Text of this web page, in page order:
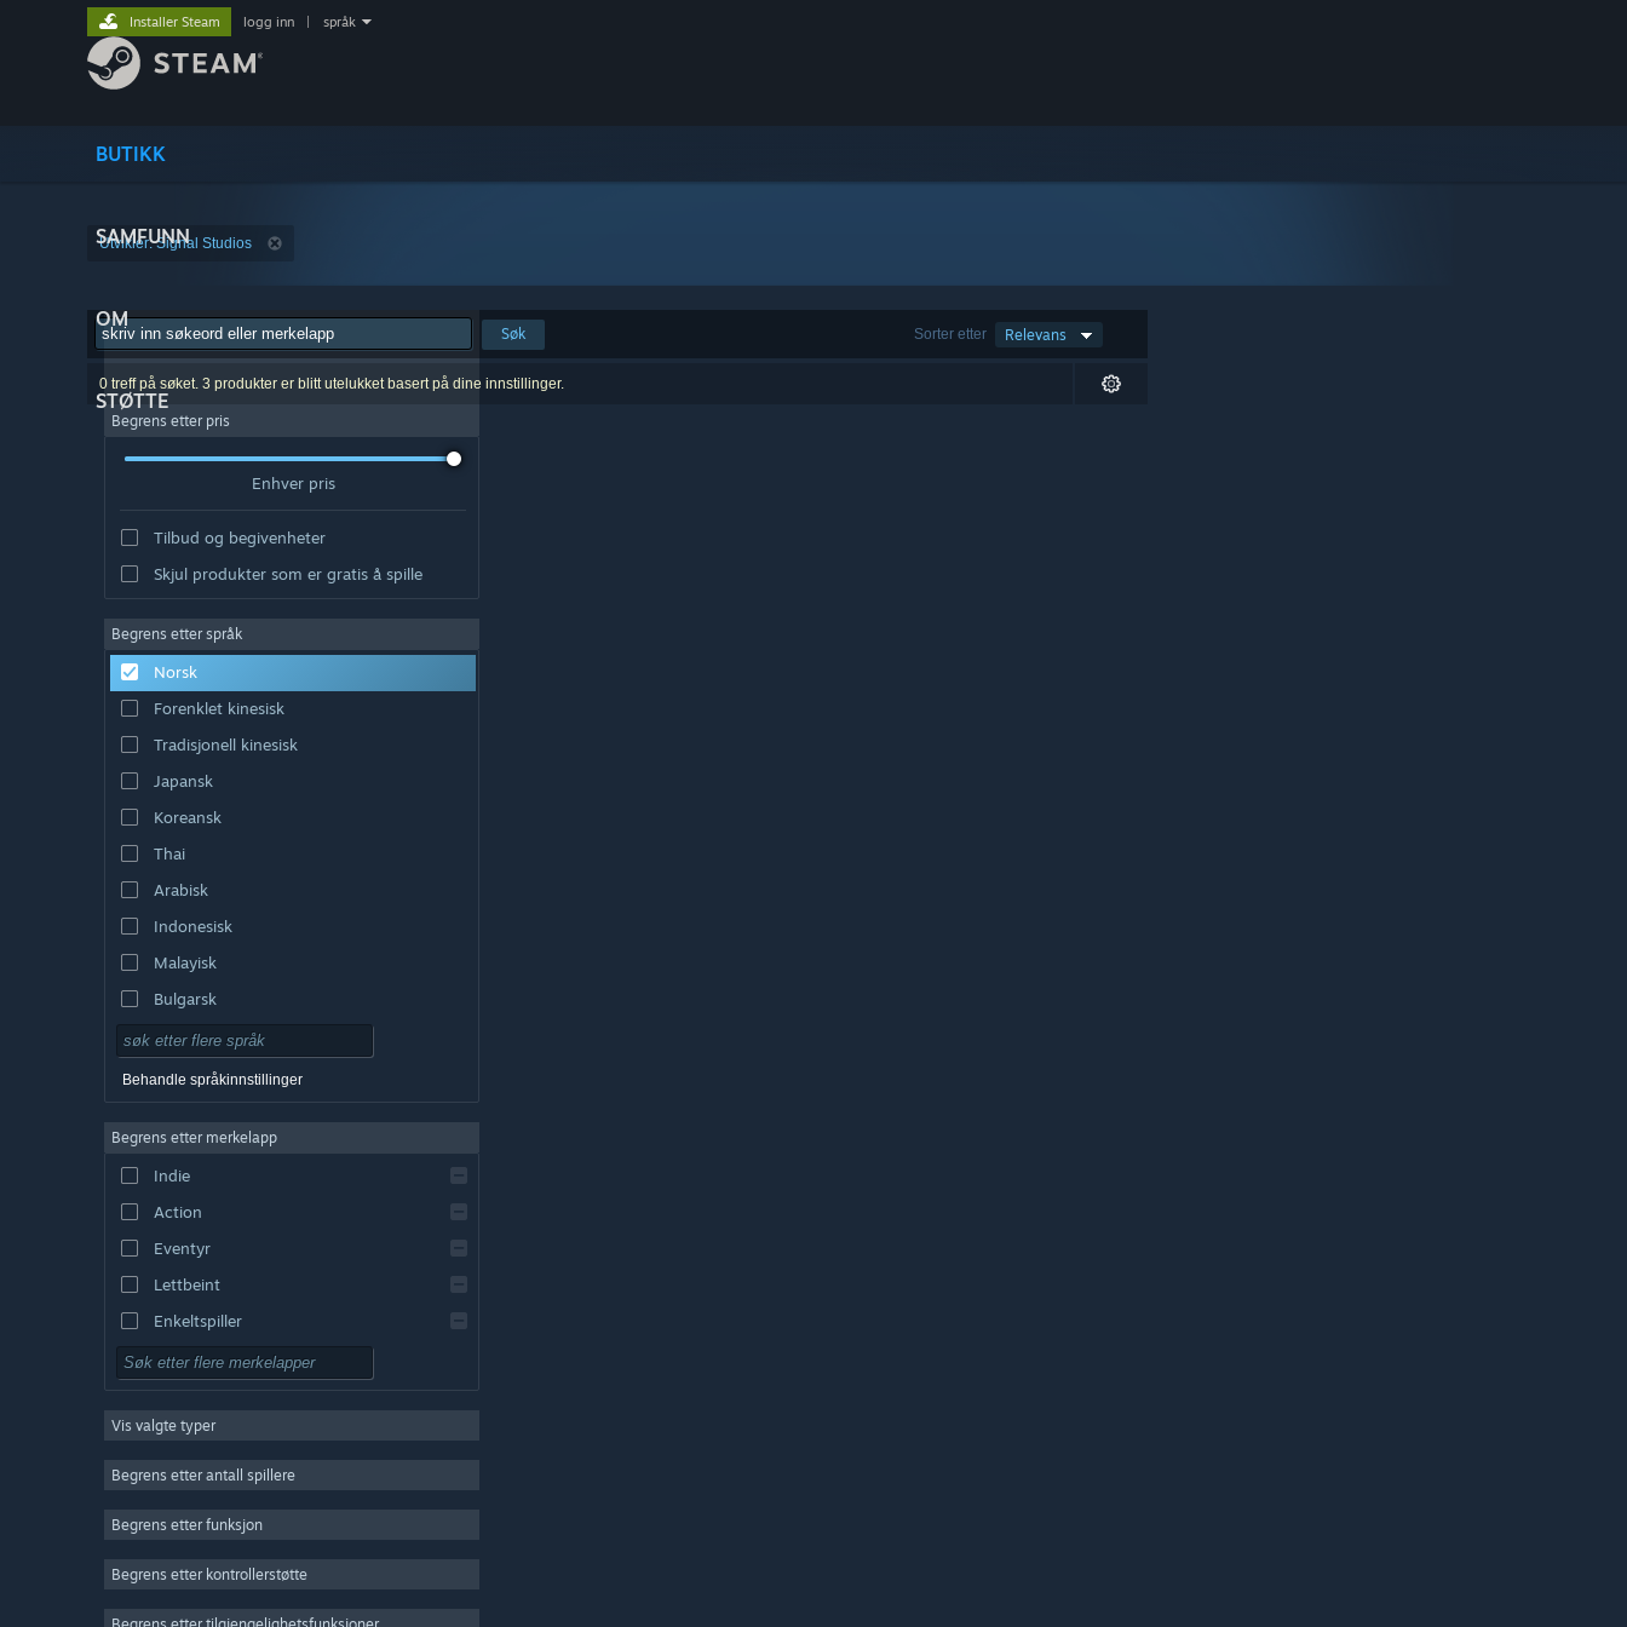
BUTIKK
SAMFUNN
OM
STØTTE
Installer Steam logg inn språk
Utvikler: Signal Studios
Sorter etter Relevans
Søk
0 treff på søket. 3 produkter er blitt utelukket basert på dine innstillinger.
Begrens etter pris
Enhver pris
Tilbud og begivenheter
Skjul produkter som er gratis å spille
Begrens etter språk
Norsk
Forenklet kinesisk
Tradisjonell kinesisk
Japansk
Koreansk
Thai
Arabisk
Indonesisk
Malayisk
Bulgarsk
Tsjekkisk
Dansk
Engelsk
Spansk – Spania
Spansk – Latin-Amerika
Behandle språkinnstillinger
Begrens etter merkelapp
Indie
Action
Eventyr
Lettbeint
Enkeltspiller
Simulering
Strategi
Gratis å spille
Vis valgte typer
Begrens etter antall spillere
Begrens etter funksjon
Begrens etter kontrollerstøtte